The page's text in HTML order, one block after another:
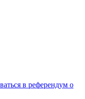
в референдум о